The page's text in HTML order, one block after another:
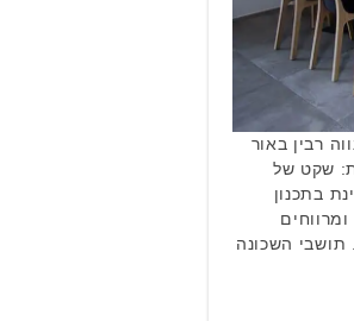
רבין באור
שקט של
בתכנון
תושבי השכונה